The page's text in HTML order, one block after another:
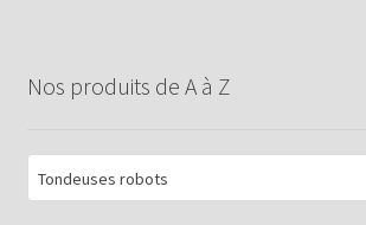
Nos produits de A à Z
Tondeuses robots